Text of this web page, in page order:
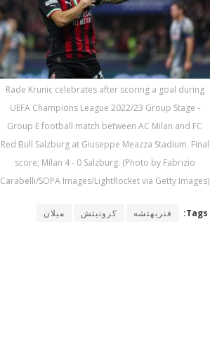
Rade Krunic celebrates after scoring a goal during
UEFA Champions League 2022/23 Group Stage -
Group E football match between AC Milan and FC
Red Bull Salzburg at Giuseppe Meazza Stadium. Final
score; Milan 4 - 0 Salzburg. (Photo by Fabrizio
Carabelli/SOPA Images/LightRocket via Getty Images)
Tags: فنربهتشه كرونيتش ميلان